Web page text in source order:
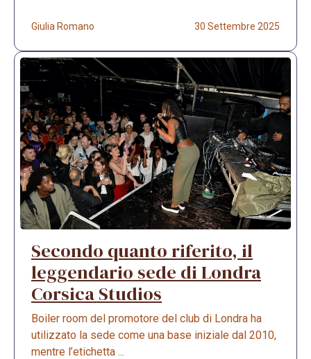
Giulia Romano 30 Settembre 2025
Secondo quanto riferito, il
leggendario sede di Londra
Corsica Studios
Boiler room del promotore del club di Londra ha
utilizzato la sede come una base iniziale dal 2010,
mentre l’etichetta ...